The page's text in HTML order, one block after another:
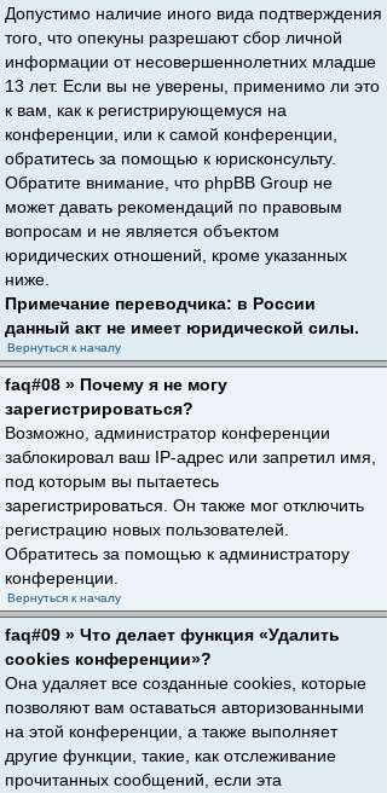
Допустимо наличие иного вида подтверждения
того, что опекуны разрешают сбор личной
информации от несовершеннолетних младше
13 лет. Если вы не уверены, применимо ли это
к вам, как к регистрирующемуся на
конференции, или к самой конференции,
обратитесь за помощью к юрисконсульту.
Обратите внимание, что phpBB Group не
может давать рекомендаций по правовым
вопросам и не является объектом
юридических отношений, кроме указанных
ниже.
Примечание переводчика: в России
данный акт не имеет юридической силы.
Вернуться к началу
faq#08 » Почему я не могу
зарегистрироваться?
Возможно, администратор конференции
заблокировал ваш IP-адрес или запретил имя,
под которым вы пытаетесь
зарегистрироваться. Он также мог отключить
регистрацию новых пользователей.
Обратитесь за помощью к администратору
конференции.
Вернуться к началу
faq#09 » Что делает функция «Удалить
cookies конференции»?
Она удаляет все созданные cookies, которые
позволяют вам оставаться авторизованными
на этой конференции, а также выполняет
другие функции, такие, как отслеживание
прочитанных сообщений, если эта